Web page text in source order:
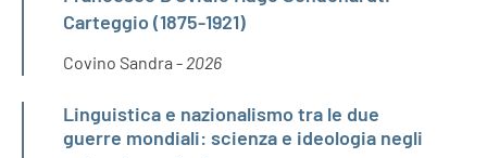
Carteggio (1875-1921)
Covino Sandra - 2026
Linguistica e nazionalismo tra le due
guerre mondiali: scienza e ideologia negli